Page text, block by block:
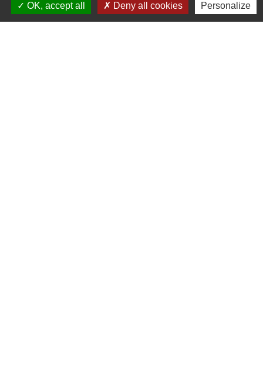
Travaux : quelques conseils pour choisir un
OK, accept all
Deny all cookies Personalize